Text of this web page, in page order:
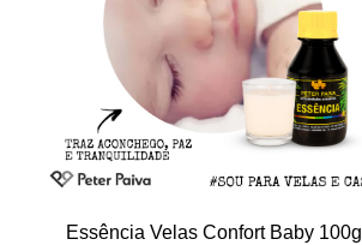
Essência Velas Confort Baby 100g